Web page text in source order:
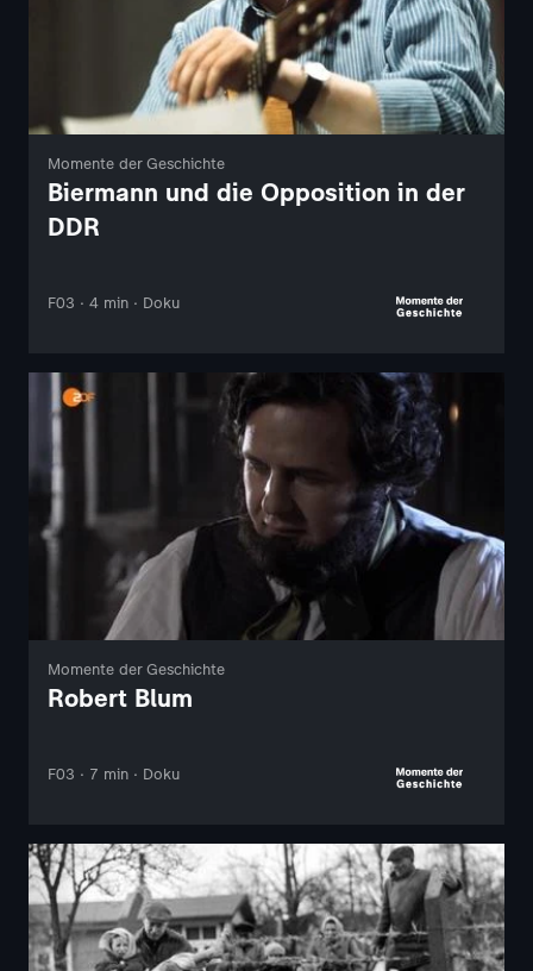
Momente der Geschichte
Biermann und die Opposition in der
DDR
F03 · 4 min · Doku
Momente der Geschichte
Robert Blum
F03 · 7 min · Doku